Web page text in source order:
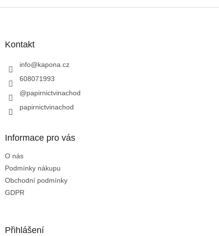
Kontakt
info@kapona.cz
608071993
@papirnictvinachod
papirnictvinachod
Informace pro vás
O nás
Podmínky nákupu
Obchodní podmínky
GDPR
Přihlášení